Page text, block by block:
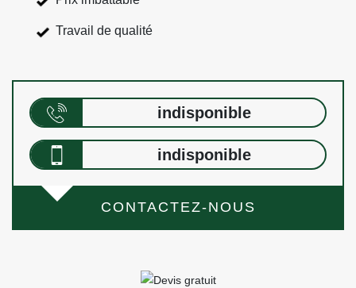
Travail de qualité
indisponible
indisponible
CONTACTEZ-NOUS